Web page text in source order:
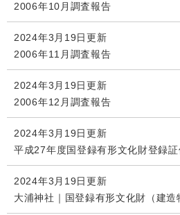
2006年10月調査報告
2024年3月19日更新
2006年11月調査報告
2024年3月19日更新
2006年12月調査報告
2024年3月19日更新
平成27年度国登録有形文化財登録
2024年3月19日更新
大浦神社｜国登録有形文化財（建